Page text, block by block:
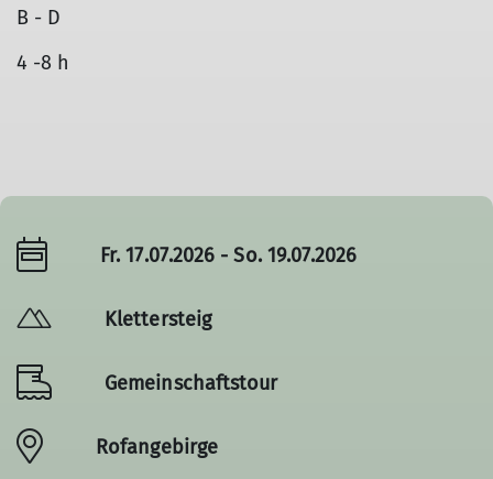
B - D
4 -8 h
Fr. 17.07.2026 - So. 19.07.2026
Klettersteig
Gemeinschaftstour
Rofangebirge